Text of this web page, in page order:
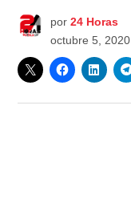
por 24 Horas
octubre 5, 2020